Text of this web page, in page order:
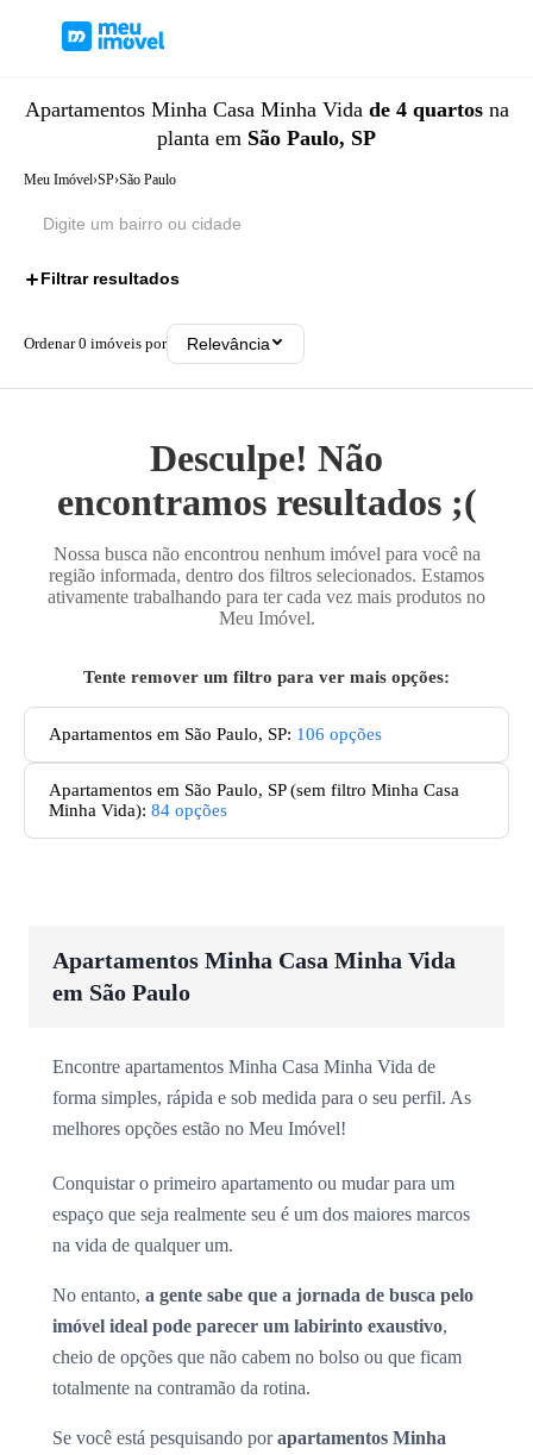
Apartamentos Minha Casa Minha Vida de 4 quartosna
planta em São Paulo, SP
Meu Imóvel›SP›São Paulo
Filtrar resultados
Ordenar0 imóveis por Relevância
Desculpe! Não
encontramos resultados ;(
Nossa busca não encontrou nenhum imóvel para você na
região informada, dentro dos filtros selecionados. Estamos
ativamente trabalhando para ter cada vez mais produtos no
Meu Imóvel.
Tente remover um filtro para ver mais opções:
Apartamentos em São Paulo, SP: 106 opções
Apartamentos em São Paulo, SP(sem filtro Minha Casa
Minha Vida): 84 opções
Apartamentos Minha Casa Minha Vida
em São Paulo
Encontre apartamentos Minha Casa Minha Vida de
forma simples, rápida e sob medida para o seu perfil. As
melhores opções estão no Meu Imóvel!
Conquistar o primeiro apartamento ou mudar para um
espaço que seja realmente seu é um dos maiores marcos
na vida de qualquer um.
No entanto, a gente sabe que a jornada de busca pelo
imóvel ideal pode parecer um labirinto exaustivo,
cheio de opções que não cabem no bolso ou que ficam
totalmente na contramão da rotina.
Se você está pesquisando porapartamentos Minha